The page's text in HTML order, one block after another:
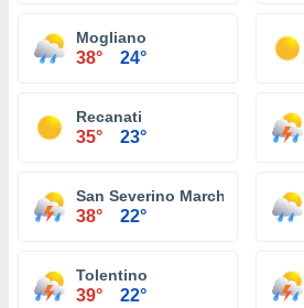
Mogliano
38° 24°
Recanati
35° 23°
San Severino Marche
38° 22°
Tolentino
39° 22°